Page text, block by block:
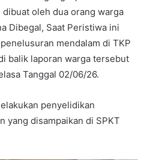
oleh dua orang warga
Dibegal, Saat Peristiwa ini
mendalam di TKP
balik laporan warga tersebut
Tanggal 02/06/26.
penyelidikan
yang disampaikan di SPKT